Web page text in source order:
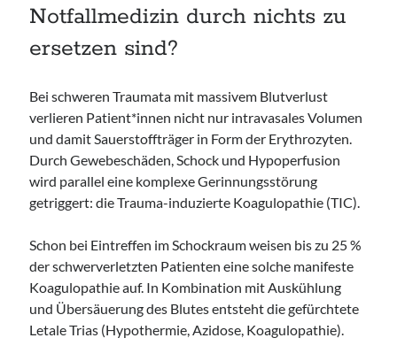
Notfallmedizin durch nichts zu
ersetzen sind?
Bei schweren Traumata mit massivem Blutverlust
verlieren Patient*innen nicht nur intravasales Volumen
und damit Sauerstoffträger in Form der Erythrozyten.
Durch Gewebeschäden, Schock und Hypoperfusion
wird parallel eine komplexe Gerinnungsstörung
getriggert: die Trauma-induzierte Koagulopathie (TIC).
Schon bei Eintreffen im Schockraum weisen bis zu 25 %
der schwerverletzten Patienten eine solche manifeste
Koagulopathie auf. In Kombination mit Auskühlung
und Übersäuerung des Blutes entsteht die gefürchtete
Letale Trias (Hypothermie, Azidose, Koagulopathie).